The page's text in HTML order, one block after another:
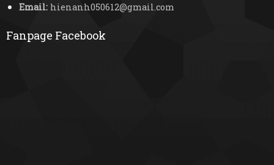
Email:hienanh050612@gmail.com
Fanpage Facebook